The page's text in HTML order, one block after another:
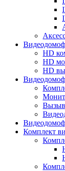
HD
HD
HD
Комплект